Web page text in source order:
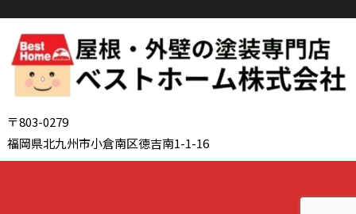
〒803-0279
福岡県北九州市小倉南区徳吉南1-1-16